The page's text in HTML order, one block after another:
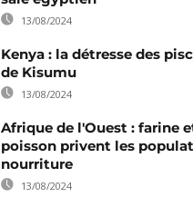
13/08/2024
Kenya : la détresse des
de Kisumu
13/08/2024
Afrique de l'Ouest : farine
poisson privent les
nourriture
13/08/2024